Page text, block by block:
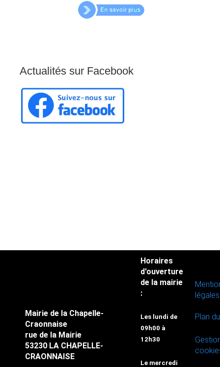
Actualités sur Facebook
Mairie de la Chapelle-
Craonnaise
rue de la Mairie
53230 LA CHAPELLE-
CRAONNAISE
Horaires
d'ouverture
de la mairie
:
Les lundi de
09h00 à
12h30
Le mercredi
légales
Plan